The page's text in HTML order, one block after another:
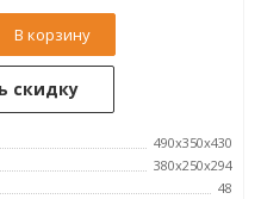
В корзину
скидку
490x350x430
380х250х294
48